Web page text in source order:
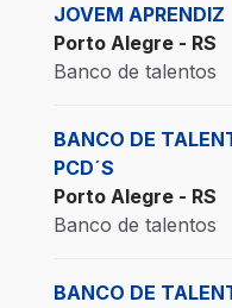
JOVEM APRENDIZ
Porto Alegre - RS
Banco de talentos
BANCO DE
PCD´S
Porto Alegre - RS
Banco de talentos
BANCO DE